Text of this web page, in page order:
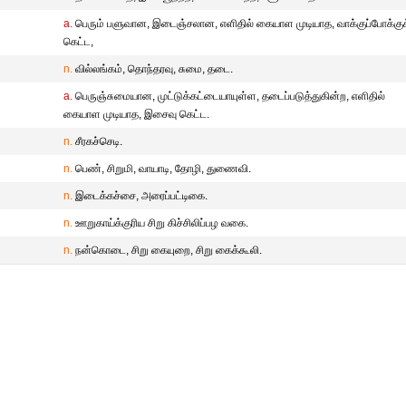
a. பெரும் பளுவான, இடைஞ்சலான, எளிதில் கையாள முடியாத,
கெட்ட,
n. வில்லங்கம், தொந்தரவு, சுமை, தடை.
a. பெருஞ்சுமையான, முட்டுக்கட்டையாயுள்ள, தடைப்படுத்துகின்ற, எளிதில்
கையாள முடியாத, இசைவு கெட்ட.
n. சீரகச்செடி.
n. பெண், சிறுமி, வாயாடி, தோழி, துணைவி.
n. இடைக்கச்சை, அரைப்பட்டிகை.
n. ஊறுகாய்க்குரிய சிறு கிச்சிலிப்பழ வகை.
n. நன்கொடை, சிறு கையுறை, சிறு கைக்கூலி.